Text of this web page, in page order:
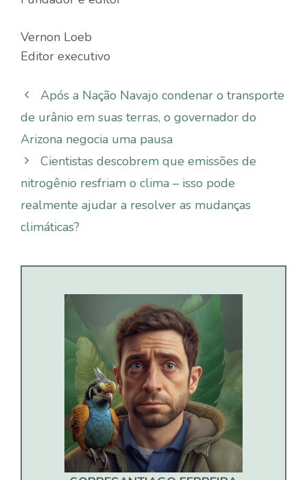
Vernon Loeb
Editor executivo
Após a Nação Navajo condenar o transporte
de urânio em suas terras, o governador do
Arizona negocia uma pausa
Cientistas descobrem que emissões de
nitrogênio resfriam o clima – isso pode
realmente ajudar a resolver as mudanças
climáticas?